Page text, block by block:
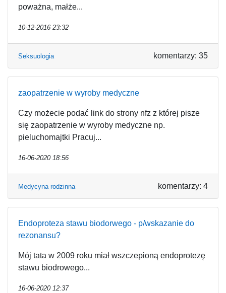
poważna, małże...
10-12-2016 23:32
Seksuologia komentarzy: 35
zaopatrzenie w wyroby medyczne
Czy możecie podać link do strony nfz z której pisze
się zaopatrzenie w wyroby medyczne np.
pieluchomajtki Pracuj...
16-06-2020 18:56
Medycyna rodzinna komentarzy: 4
Endoproteza stawu biodorwego - p/wskazanie do
rezonansu?
Mój tata w 2009 roku miał wszczepioną endoprotezę
stawu biodrowego...
16-06-2020 12:37